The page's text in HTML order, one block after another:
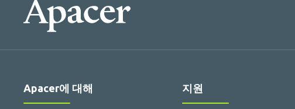
Apacer에 대해 지원